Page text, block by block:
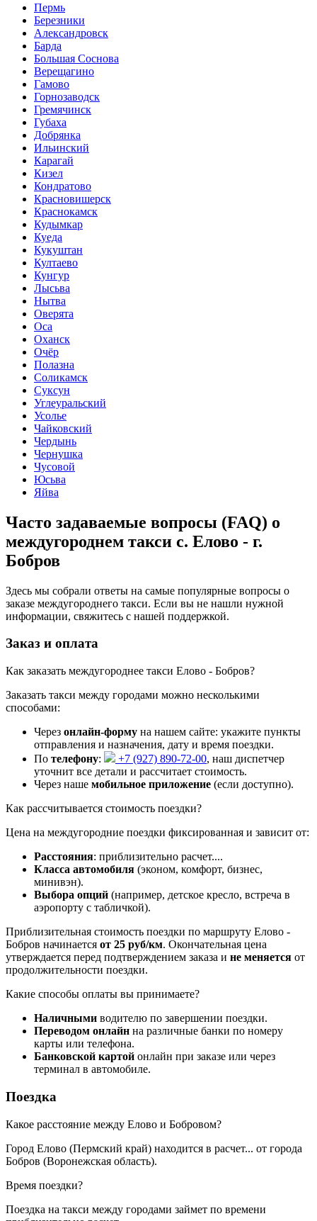
Пермь
Березники
Александровск
Барда
Большая Соснова
Верещагино
Гамово
Горнозаводск
Гремячинск
Губаха
Добрянка
Ильинский
Карагай
Кизел
Кондратово
Красновишерск
Краснокамск
Кудымкар
Куеда
Кукуштан
Култаево
Кунгур
Лысьва
Нытва
Оверята
Оса
Оханск
Очёр
Полазна
Соликамск
Суксун
Углеуральский
Усолье
Чайковский
Чердынь
Чернушка
Чусовой
Юсьва
Яйва
Часто задаваемые вопросы (FAQ) о
междугороднем такси с. Елово - г.
Бобров
Здесь мы собрали ответы на самые популярные вопросы о
заказе междугороднего такси. Если вы не нашли нужной
информации, свяжитесь с нашей поддержкой.
Заказ и оплата
Как заказать междугороднее такси Елово - Бобров?
Заказать такси между городами можно несколькими
способами:
Через онлайн-форму на нашем сайте: укажите пункты
отправления и назначения, дату и время поездки.
По телефону: +7 (927) 890-72-00, наш диспетчер
уточнит все детали и рассчитает стоимость.
Через наше мобильное приложение (если доступно).
Как рассчитывается стоимость поездки?
Цена на междугородние поездки фиксированная и зависит от:
Расстояния: приблизительно расчет....
Класса автомобиля (эконом, комфорт, бизнес,
минивэн).
Выбора опций (например, детское кресло, встреча в
аэропорту с табличкой).
Приблизительная стоимость поездки по маршруту Елово -
Бобров начинается от 25 руб/км. Окончательная цена
утверждается перед подтверждением заказа и не меняется от
продолжительности поездки.
Какие способы оплаты вы принимаете?
Наличными водителю по завершении поездки.
Переводом онлайн на различные банки по номеру
карты или телефона.
Банковской картой онлайн при заказе или через
терминал в автомобиле.
Поездка
Какое расстояние между Елово и Бобровом?
Город Елово (Пермский край) находится в расчет... от города
Бобров (Воронежская область).
Время поездки?
Поездка на такси между городами займет по времени